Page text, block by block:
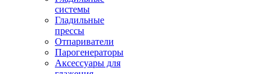
системы
Гладильные
прессы
Отпариватели
Парогенераторы
Аксессуары для